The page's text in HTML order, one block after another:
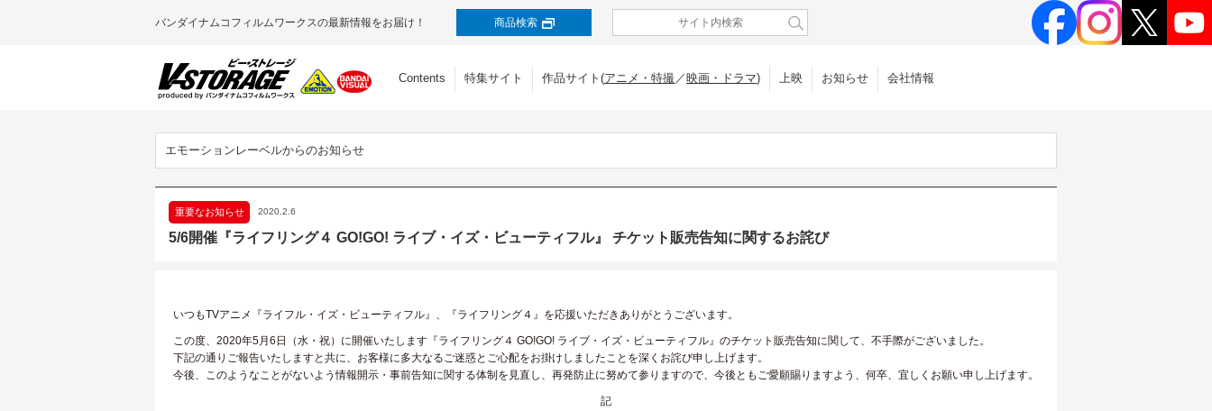
バンダイナムコフィルムワークスの最新情報をお届け！ 商品検索
Contents 特集サイト 作品サイト(アニメ・特撮／映画・ドラマ) 上映 お知らせ 会社情報
エモーションレーベルからのお知らせ
重要なお知らせ 2020.2.6
5/6開催『ライフリング４ GO!GO! ライブ・イズ・ビューティフル』 チケット販売告知に関するお詫び
いつもTVアニメ『ライフル・イズ・ビューティフル』、『ライフリング４』を応援いただきありがとうございます。
この度、2020年5月6日（水・祝）に開催いたします『ライフリング４ GO!GO! ライブ・イズ・ビューティフル』のチケット販売告知に関して、不手際がございました。
下記の通りご報告いたしますと共に、お客様に多大なるご迷惑とご心配をお掛けしましたことを深くお詫び申し上げます。
今後、このようなことがないよう情報開示・事前告知に関する体制を見直し、再発防止に努めて参りますので、今後ともご愛願賜りますよう、何卒、宜しくお願い申し上げます。
記